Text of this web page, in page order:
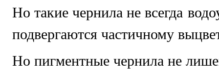
Но такие чернила не всегда
подвергаются частичному
Но пигментные чернила не